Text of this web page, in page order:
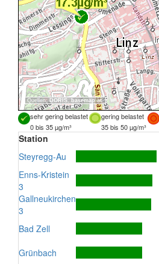
Quellen:DORIS, basemap.at
sehr gering belastet gering belastet
0 bis 35 µg/m³
35 bis 50 µg/m³
Station
Steyregg-Au
Enns-Kristein
3
Gallneukirchen
3
Bad Zell
Grünbach